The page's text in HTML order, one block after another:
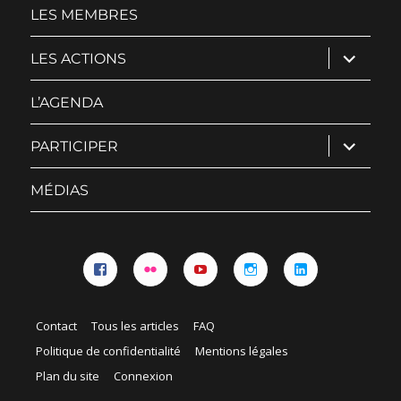
LES MEMBRES
LES ACTIONS ouvrir
le
sous-
L’AGENDA
PARTICIPER ouvrir
le
sous-
MÉDIAS
Contact Tous les articles
FAQ
Politique de confidentialité
Mentions légales
Plan du site
Connexion